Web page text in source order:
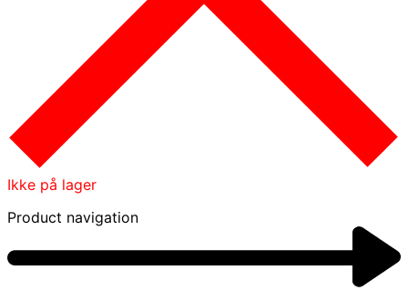
Ikke på lager
Product navigation